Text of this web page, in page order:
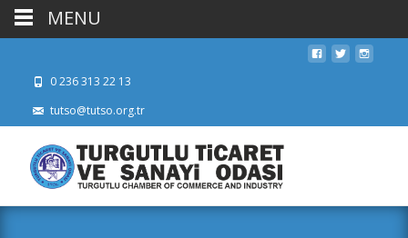
0 236 313 22 13
tutso@tutso.org.tr
MENU